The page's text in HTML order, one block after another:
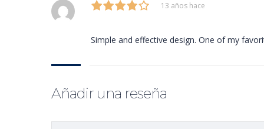
13 años hace
Simple and effective design. One of my
Añadir una reseña